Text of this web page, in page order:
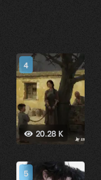
20.28 K
4
5